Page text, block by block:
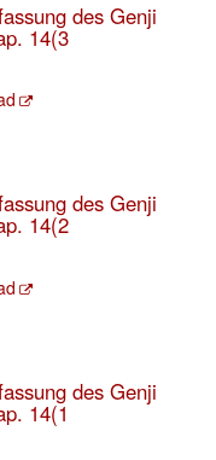
des Genji
14(3
des Genji
14(2
des Genji
14(1